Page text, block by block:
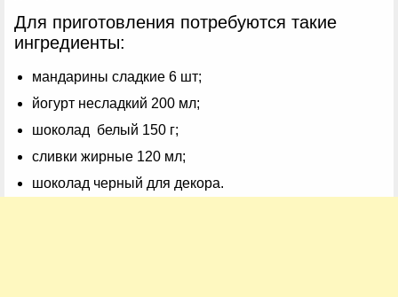
Для приготовления потребуются такие
ингредиенты:
мандарины сладкие 6 шт;
йогурт несладкий 200 мл;
шоколад белый 150 г;
сливки жирные 120 мл;
шоколад черный для декора.